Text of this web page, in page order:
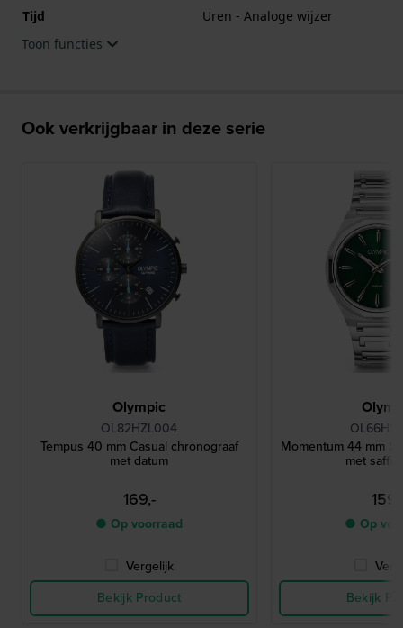
Tijd
Uren - Analoge wijzer
Toon functies
Ook verkrijgbaar in deze serie
Olympic
OL82HZL004
Tempus 40 mm Casual chronograaf
met datum
169,-
● Op voorraad
Vergelijk
Bekijk Product
Momentum 44 mm
met
● Op
Bekijk